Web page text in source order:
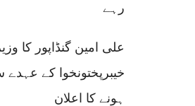
رہے
علی امین گنڈاپور کا
خیبرپختونخوا کے
ہونے کا اعلان